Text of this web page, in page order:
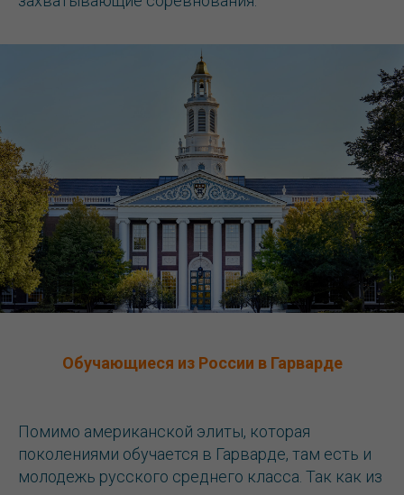
Обучающиеся из России в Гарварде
Помимо американской элиты, которая
поколениями обучается в Гарварде, там есть и
молодежь русского среднего класса. Так как из